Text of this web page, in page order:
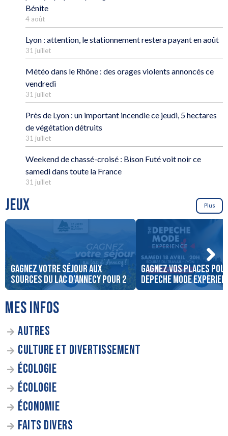
Bénite
4 août
Lyon : attention, le stationnement restera payant en août
31 juillet
Météo dans le Rhône : des orages violents annoncés ce
vendredi
31 juillet
Près de Lyon : un important incendie ce jeudi, 5 hectares
de végétation détruits
31 juillet
Weekend de chassé-croisé : Bison Futé voit noir ce
samedi dans toute la France
31 juillet
JEUX Plus
Gagnez votre séjour aux
sources du lac d’Annecy pour 2
Gagnez vos places
DEPECHE MODE
MES INFOS
AUTRES
CULTURE ET DIVERTISSEMENT
ÉCOLOGIE
ÉCOLOGIE
ÉCONOMIE
FAITS DIVERS